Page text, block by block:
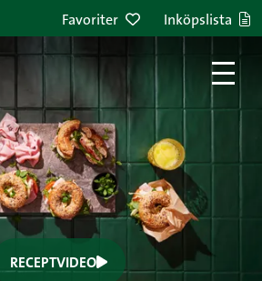
Favoriter Inköpslista
fyller vi en fluffig bagel med
Prosciutto Cotto-skinka och en
Med nyanserad färskost och
fullbordar du en matig och
till brunchen, lunchen eller
lyxigare resemellanmål!